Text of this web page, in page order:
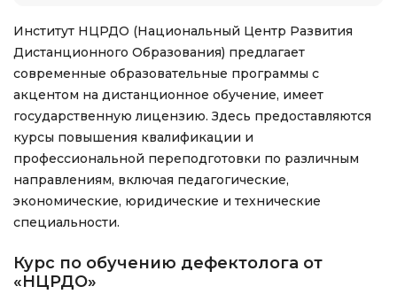
Институт НЦРДО (Национальный Центр Развития
Дистанционного Образования) предлагает
современные образовательные программы с
акцентом на дистанционное обучение, имеет
государственную лицензию. Здесь предоставляются
курсы повышения квалификации и
профессиональной переподготовки по различным
направлениям, включая педагогические,
экономические, юридические и технические
специальности.
Курс по обучению дефектолога от
«НЦРДО»